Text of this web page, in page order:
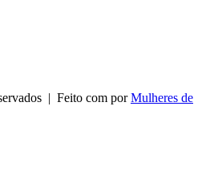
| Feito com porMulheres de